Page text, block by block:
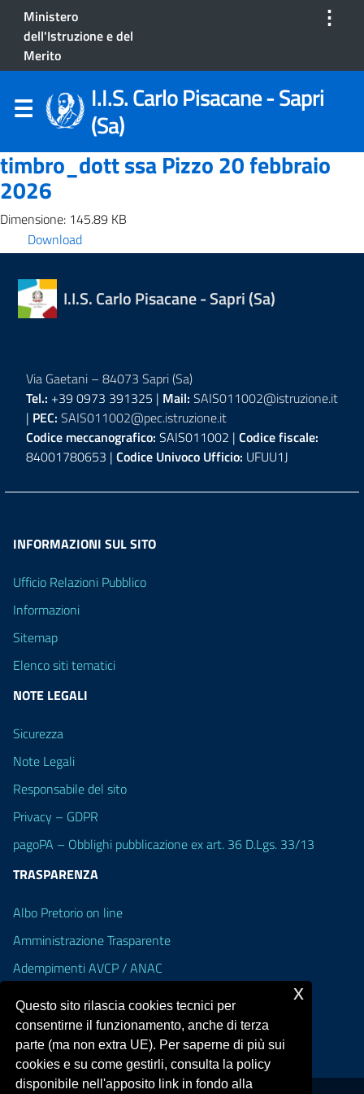
Ministero
dell'Istruzione e del
Merito
⋮
I.I.S. Carlo Pisacane - Sapri
(Sa)
timbro_dott ssa Pizzo 20 febbraio
2026
Dimensione: 145.89 KB
Download
I.I.S. Carlo Pisacane - Sapri (Sa)
Via Gaetani – 84073 Sapri (Sa)
Tel.: +39 0973 391325 | Mail: SAIS011002@istruzione.it
| PEC: SAIS011002@pec.istruzione.it
Codice meccanografico: SAIS011002 | Codice fiscale:
84001780653 | Codice Univoco Ufficio: UFUU1J
INFORMAZIONI SUL SITO
Ufficio Relazioni Pubblico
Informazioni
Sitemap
Elenco siti tematici
NOTE LEGALI
Sicurezza
Note Legali
Responsabile del sito
Privacy – GDPR
pagoPA – Obblighi pubblicazione ex art. 36 D.Lgs. 33/13
TRASPARENZA
Albo Pretorio on line
Amministrazione Trasparente
Adempimenti AVCP / ANAC
Dichiarazione di accessibilità
Questo sito rilascia cookies tecnici per
consentirne il funzionamento, anche di terza
parte (ma non extra UE). Per saperne di più sui
cookies e su come gestirli, consulta la policy
disponibile nell'apposito link in fondo alla
x